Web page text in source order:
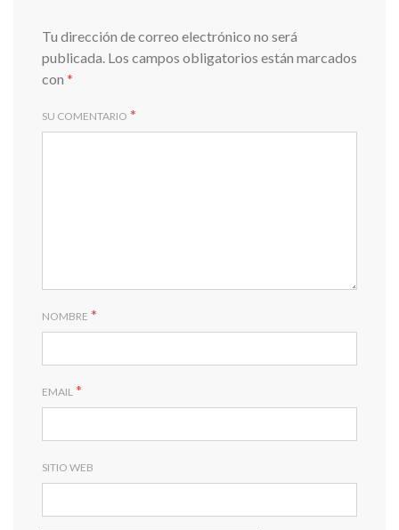
Tu dirección de correo electrónico no será
publicada. Los campos obligatorios están marcados
con *
SU COMENTARIO *
NOMBRE *
EMAIL *
SITIO WEB